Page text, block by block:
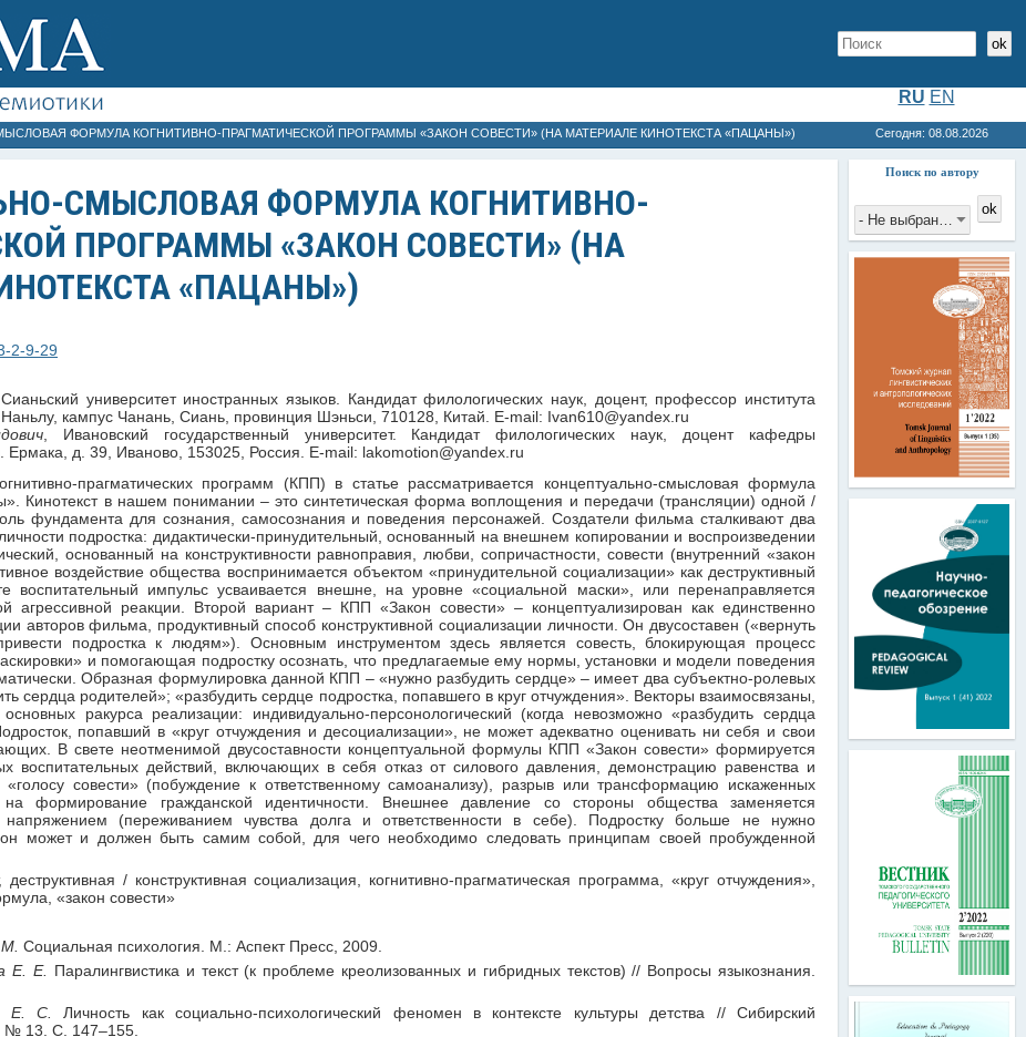
ok
RU EN
Сегодня: 08.08.2026
ФОРМУЛА КОГНИТИВНО-ПРАГМАТИЧЕСКОЙ ПРОГРАММЫ «ЗАКОН СОВЕСТИ» (НА МАТЕРИАЛЕ КИНОТЕКСТА «ПАЦАНЫ»)
Поиск по автору
- Не выбрано -
ok
СМЫСЛОВАЯ ФОРМУЛА КОГНИТИВНО-
ПРОГРАММЫ «ЗАКОН СОВЕСТИ» (НА
«ПАЦАНЫ»)
2-9-29
Сианьский университет иностранных языков. Кандидат филологических наук, доцент, профессор института
, Ивановский государственный университет. Кандидат филологических наук, доцент кафедры
прагматических программ (КПП) в статье рассматривается концептуально-смысловая формула
Кинотекст в нашем понимании – это синтетическая форма воплощения и передачи (трансляции) одной /
фундамента для сознания, самосознания и поведения персонажей. Создатели фильма сталкивают два
подростка: дидактически-принудительный, основанный на внешнем копировании и воспроизведении
основанный на конструктивности равноправия, любви, сопричастности, совести (внутренний «закон
воздействие общества воспринимается объектом «принудительной социализации» как деструктивный
воспитательный импульс усваивается внешне, на уровне «социальной маски», или перенаправляется
агрессивной реакции. Второй вариант – КПП «Закон совести» – концептуализирован как единственно
авторов фильма, продуктивный способ конструктивной социализации личности. Он двусоставен («вернуть
подростка к людям»). Основным инструментом здесь является совесть, блокирующая процесс
и помогающая подростку осознать, что предлагаемые ему нормы, установки и модели поведения
Образная формулировка данной КПП – «нужно разбудить сердце» – имеет два субъектно-ролевых
сердца родителей»; «разбудить сердце подростка, попавшего в круг отчуждения». Векторы взаимосвязаны,
ракурса реализации: индивидуально-персонологический (когда невозможно «разбудить сердца
попавший в «круг отчуждения и десоциализации», не может адекватно оценивать ни себя и свои
В свете неотменимой двусоставности концептуальной формулы КПП «Закон совести» формируется
воспитательных действий, включающих в себя отказ от силового давления, демонстрацию равенства и
совести» (побуждение к ответственному самоанализу), разрыв или трансформацию искаженных
на формирование гражданской идентичности. Внешнее давление со стороны общества заменяется
напряжением (переживанием чувства долга и ответственности в себе). Подростку больше не нужно
может и должен быть самим собой, для чего необходимо следовать принципам своей пробужденной
деструктивная / конструктивная социализация, когнитивно-прагматическая программа, «круг отчуждения»,
«закон совести»
Социальная психология. М.: Аспект Пресс, 2009.
Е. Е.
Паралингвистика и текст (к проблеме креолизованных и гибридных текстов) // Вопросы языкознания.
Е. С.
Личность как социально-психологический феномен в контексте культуры детства // Сибирский
№ 13. С. 147–155.